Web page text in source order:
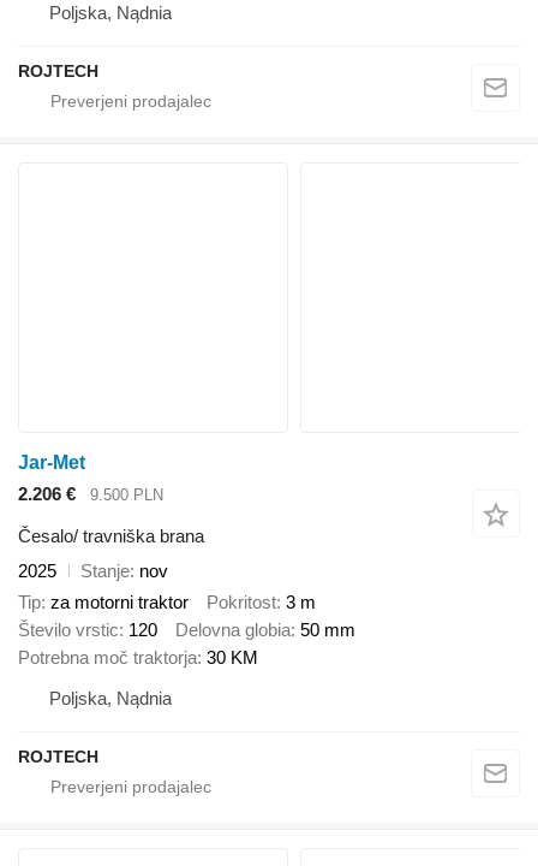
Poljska, Nądnia
ROJTECH
Jar-Met
2.206 €
9.500 PLN
Česalo/ travniška brana
2025
Stanje nov
Tip za motorni traktor Pokritost 3 m
Število vrstic 120 Delovna globia 50 mm
Potrebna moč traktorja 30 KM
Poljska, Nądnia
ROJTECH